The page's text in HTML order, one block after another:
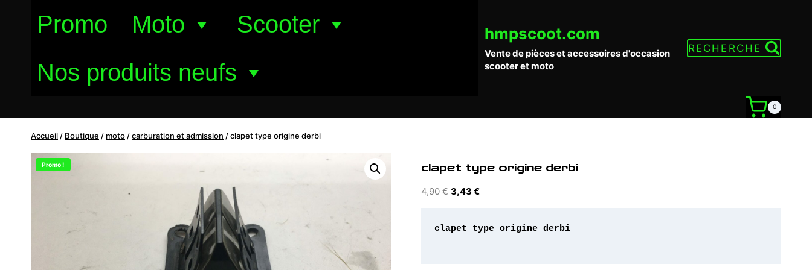
Promo Moto
Scooter
Nos produits neufs
hmpscoot.com
Vente de pièces et accessoires d'occasion
scooter et moto
RECHERCHE
0
Accueil / Boutique / moto /carburation et admission /clapet type origine derbi
Promo ! clapet type origine derbi
4,90€ Le
était :
3,43 €Le
est :
clapet type origine derbi